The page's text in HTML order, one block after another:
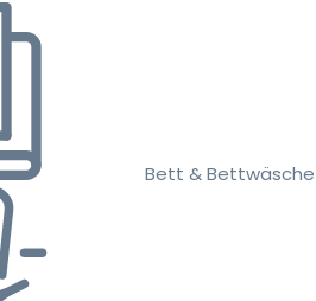
Bett & Bettwäsche